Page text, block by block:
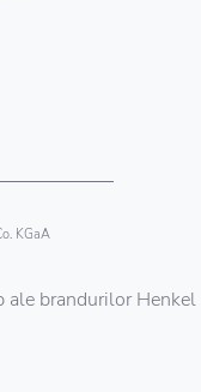
KGaA
brandurilor Henkel